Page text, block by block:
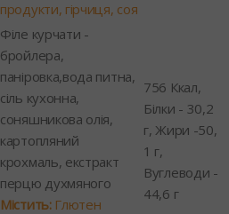
продукти, гірчиця, соя
Філе курчати -
бройлера,
паніровка,вода питна,
сіль кухонна,
соняшникова олія,
картопляний
крохмаль, екстракт
перцю духмяного
Містить:Глютен
756 Ккал,
Білки - 30,2
г, Жири -50,
1 г,
Вуглеводи -
44,6 г